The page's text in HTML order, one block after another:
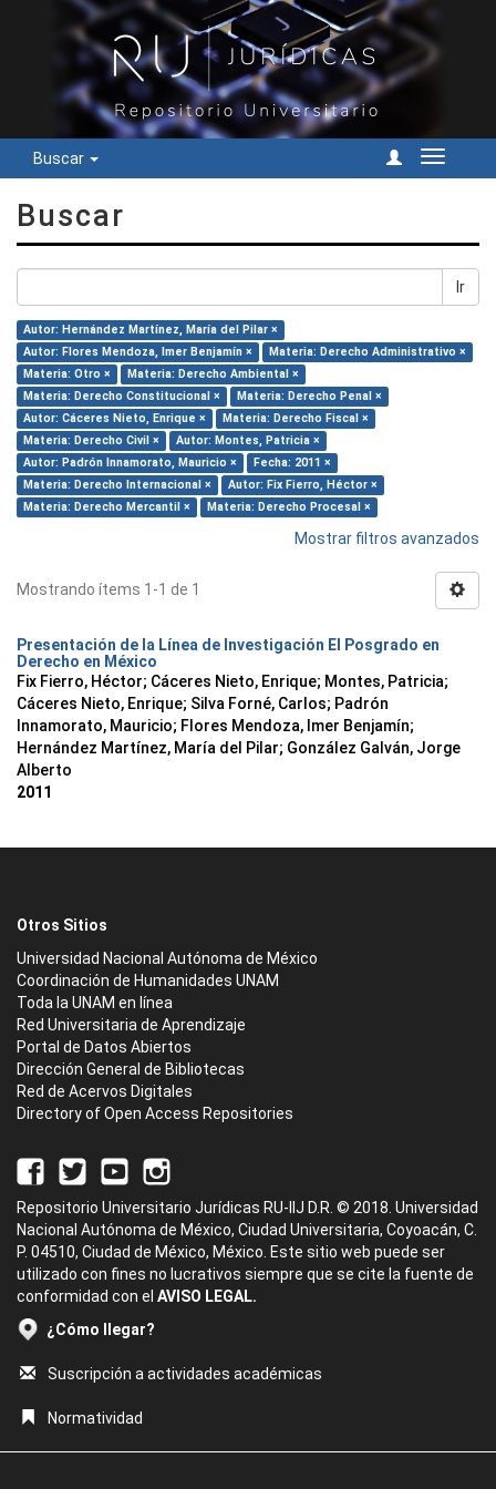
Buscar
Cambiar
Buscar
Ir
Autor: Hernández Martínez, María del Pilar ×
Autor: Flores Mendoza, Imer Benjamín ×
Materia: Derecho Administrativo ×
Materia: Otro ×
Materia: Derecho Ambiental ×
Materia: Derecho Constitucional ×
Materia: Derecho Penal ×
Autor: Cáceres Nieto, Enrique ×
Materia: Derecho Fiscal ×
Materia: Derecho Civil ×
Autor: Montes, Patricia ×
Autor: Padrón Innamorato, Mauricio ×
Fecha: 2011 ×
Materia: Derecho Internacional ×
Autor: Fix Fierro, Héctor ×
Materia: Derecho Mercantil ×
Materia: Derecho Procesal ×
Mostrar filtros avanzados
Mostrando ítems 1-1 de 1
Presentación de la Línea de Investigación El Posgrado en
Derecho en México
Fix Fierro, Héctor; Cáceres Nieto, Enrique; Montes, Patricia;
Cáceres Nieto, Enrique; Silva Forné, Carlos; Padrón
Innamorato, Mauricio; Flores Mendoza, Imer Benjamín;
Hernández Martínez, María del Pilar; González Galván, Jorge
Alberto
2011
Otros Sitios
Universidad Nacional Autónoma de México
Coordinación de Humanidades UNAM
Toda la UNAM en línea
Red Universitaria de Aprendizaje
Portal de Datos Abiertos
Dirección General de Bibliotecas
Red de Acervos Digitales
Directory of Open Access Repositories
Repositorio Universitario Jurídicas RU-IIJ D.R. © 2018. Universidad
Nacional Autónoma de México, Ciudad Universitaria, Coyoacán, C.
P. 04510, Ciudad de México, México. Este sitio web puede ser
utilizado con fines no lucrativos siempre que se cite la fuente de
conformidad con el AVISO LEGAL.
¿Cómo llegar?
Suscripción a actividades académicas
Normatividad